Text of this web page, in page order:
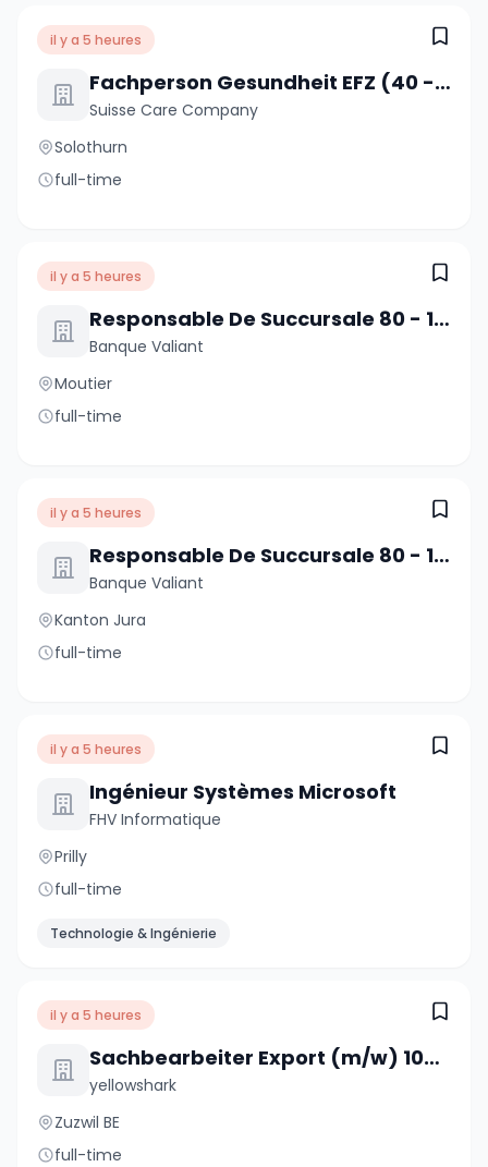
il y a 5 heures
Fachperson Gesundheit EFZ (40 - 80%)
Suisse Care Company
Solothurn
full-time
il y a 5 heures
Responsable De Succursale 80 - 100 % Moutier
Banque Valiant
Moutier
full-time
il y a 5 heures
Responsable De Succursale 80 - 100 % Moutier
Banque Valiant
Kanton Jura
full-time
il y a 5 heures
Ingénieur Systèmes Microsoft
FHV Informatique
Prilly
full-time
Technologie & Ingénierie
il y a 5 heures
Sachbearbeiter Export (m/w) 100%
yellowshark
Zuzwil BE
full-time